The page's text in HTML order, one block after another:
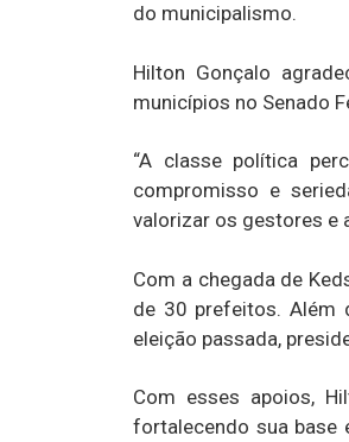
do municipalismo.
Hilton Gonçalo
municípios no Senado
“A classe política
compromisso e
valorizar os gestores e
Com a chegada de
de 30 prefeitos. Além
eleição passada,
Com esses apoios,
fortalecendo sua base